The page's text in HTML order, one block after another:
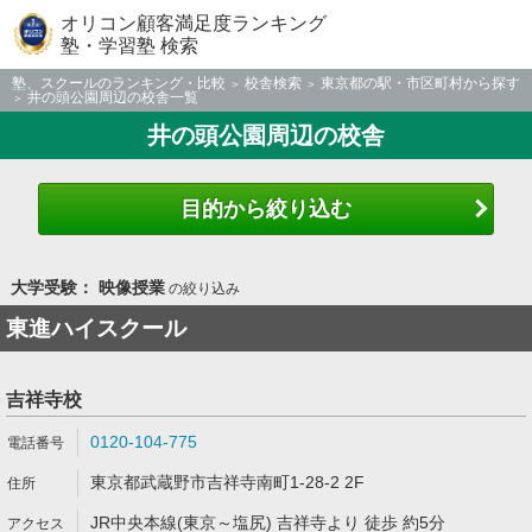
オリコン顧客満足度ランキング
塾・学習塾 検索
塾、スクールのランキング・比較 校舎検索
東京都の駅・市区町村から探す
井の頭公園周辺の校舎一覧
井の頭公園周辺の校舎
目的から絞り込む
大学受験： 映像授業の絞り込み
東進ハイスクール
吉祥寺校
0120-104-775
東京都武蔵野市吉祥寺南町1-28-2 2F
JR中央本線(東京～塩尻) 吉祥寺より 徒歩 約5分